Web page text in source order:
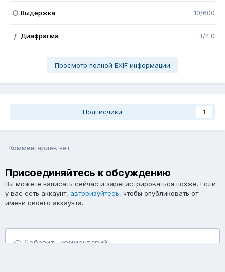
Выдержка 10/600
f Диафрагма f/4.0
Просмотр полной EXIF информации
Подписчики 1
Комментариев нет
Присоединяйтесь к обсуждению
Вы можете написать сейчас и зарегистрироваться позже. Если
у вас есть аккаунт, авторизуйтесь, чтобы опубликовать от
имени своего аккаунта.
Добавить комментарий...